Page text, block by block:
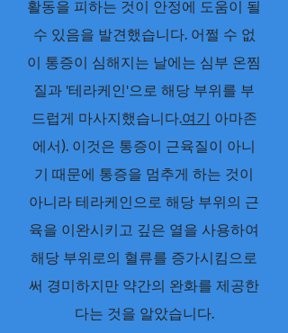
활동을 피하는 것이 안정에 도움이 될
수 있음을 발견했습니다. 어쩔 수 없
이 통증이 심해지는 날에는 심부 온찜
질과 '테라케인'으로 해당 부위를 부
드럽게 마사지했습니다.여기 아마존
에서). 이것은 통증이 근육질이 아니
기 때문에 통증을 멈추게 하는 것이
아니라 테라케인으로 해당 부위의 근
육을 이완시키고 깊은 열을 사용하여
해당 부위로의 혈류를 증가시킴으로
써 경미하지만 약간의 완화를 제공한
다는 것을 알았습니다.